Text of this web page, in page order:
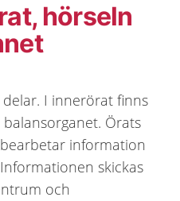
hörseln
I innerörat finns
Örats
information
skickas
och